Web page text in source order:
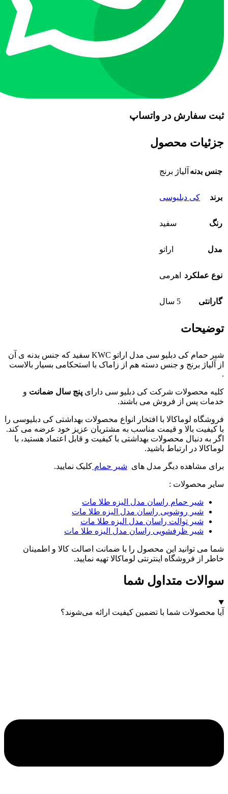
ثبت سفارش در واتساپ
جزئیات محصول
جنس بدنه آلیاژ برنج
برند کی دبلیوسی
رنگ سفید
مدل اراتو
نوع عملکرد اهرمی
گارانتی 5 سال
توضیحات
شیر حمام کی دبلیو سی مدل اراتو KWC سفید که جنس بدنه ی آن
از آلیاژ برنج و جنس دسته هم از زاماک با استحکامی بسیار بالاست
.
کلیه محصولات شرکت کی دبلیو سی دارای پنج سال ضمانت و
خدمات پس از فروش می باشند.
فروشگاه لوماکالا با افتخار انواع محصولات بهداشتی کی دبلیوسی را
با کیفیت بالا و قیمت مناسب به مشتریان عزیز خود عرضه می کند.
اگر به دنبال محصولات بهداشتی با کیفیت و قابل اعتماد هستید، با
لوماکالا در ارتباط باشید.
برای مشاهده دیگر مدل های شیر حمام کلیک نمایید.
سایر محصولات :
شیر حمام راسان مدل الیزه طلا مات
شیر روشویی راسان مدل الیزه طلا مات
شیر توالت راسان مدل الیزه طلا مات
شیر ظرفشویی راسان مدل الیزه طلا مات
شما می توانید این محصول را با ضمانت اصالت کالا و اطمینان
خاطر از فروشگاه اینترنتی لوماکالا تهیه نمایید.
سوالات متداول شما
آیا محصولات شما با تضمین کیفیت ارائه می‌شوند؟